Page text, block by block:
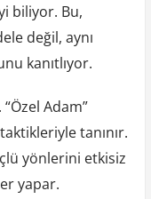
biliyor. Bu,
değil, aynı
kanıtlıyor.
Adam”
tanınır.
yönlerini etkisiz
yapar.